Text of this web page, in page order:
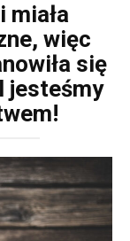
miała
więc
się
jesteśmy